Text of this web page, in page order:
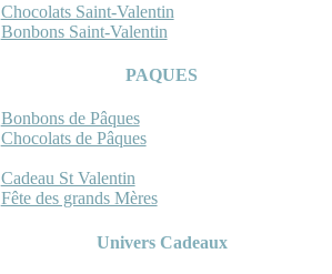
Chocolats Saint-Valentin
Bonbons Saint-Valentin
PAQUES
Bonbons de Pâques
Chocolats de Pâques
Cadeau St Valentin
Fête des grands Mères
Univers Cadeaux